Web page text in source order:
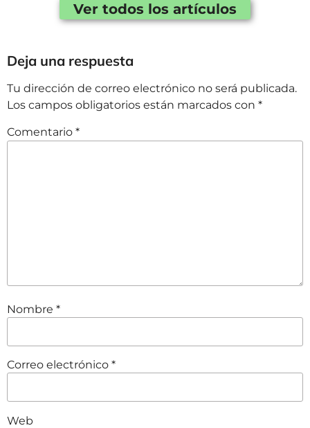
Ver todos los artículos
Deja una respuesta
Tu dirección de correo electrónico no será publicada.
Los campos obligatorios están marcados con *
Comentario *
Nombre *
Correo electrónico *
Web